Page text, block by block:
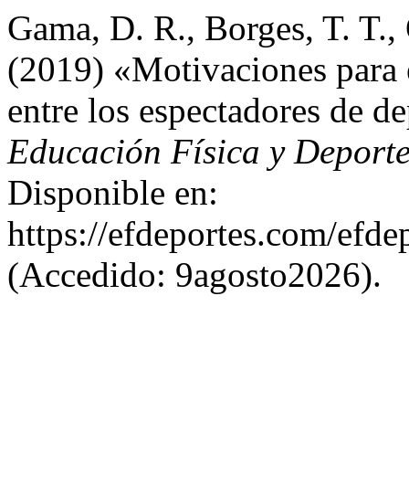
Gama, D. R., Borges, T.
(2019) «Motivaciones para
entre los espectadores de
Educación Física y
Disponible en:
https://efdeportes.com/
(Accedido: 9agosto2026).